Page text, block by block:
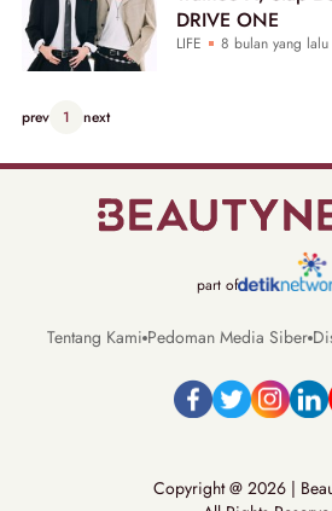
DRIVE ONE
LIFE 8 bulan yang lalu
prev 1 next
part of
Tentang Kami Pedoman Media Siber
Copyright @ 2026 |